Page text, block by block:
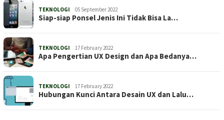
TEKNOLOGI 05 September 2022
Siap-siap Ponsel Jenis Ini Tidak Bisa La…
TEKNOLOGI 17 February 2022
Apa Pengertian UX Design dan Apa Bedanya…
TEKNOLOGI 17 February 2022
Hubungan Kunci Antara Desain UX dan Lalu…